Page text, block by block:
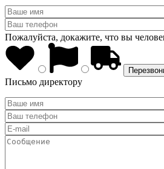
Пожалуйста, докажите, что вы
Письмо директору